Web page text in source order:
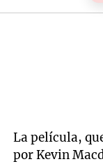
La película,
por Kevin